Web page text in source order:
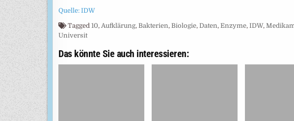
Quelle: IDW
Tagged 10, Aufklärung, Bakterien, Biologie, Daten, Enzyme, IDW,
Universit
Das könnte Sie auch interessieren: